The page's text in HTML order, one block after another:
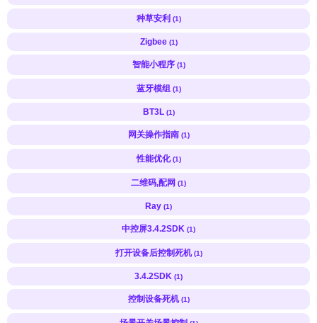
种草安利 (1)
Zigbee (1)
智能小程序 (1)
蓝牙模组 (1)
BT3L (1)
网关操作指南 (1)
性能优化 (1)
二维码,配网 (1)
Ray (1)
中控屏3.4.2SDK (1)
打开设备后控制死机 (1)
3.4.2SDK (1)
控制设备死机 (1)